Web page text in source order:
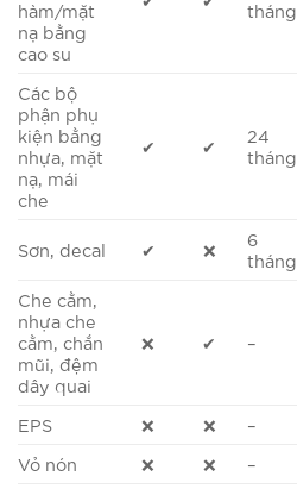
hàm/mặt
nạ bằng
cao su
tháng
Các bộ
phận phụ
kiện bằng
nhựa, mặt
nạ, mái
che
✔ ✔
24
tháng
Sơn, decal ✔ ❌
6
tháng
Che cằm,
nhựa che
cằm, chắn
mũi, đệm
dây quai
❌ ✔ –
EPS ❌ ❌ –
Vỏ nón
❌ ❌ –